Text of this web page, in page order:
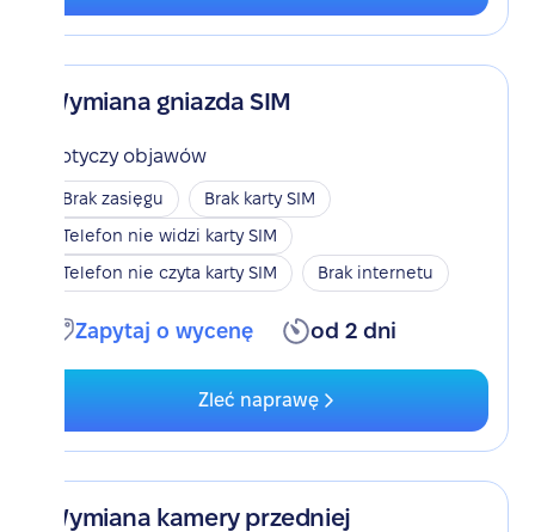
Wymiana gniazda SIM
Dotyczy objawów
Brak zasięgu
Brak karty SIM
Telefon nie widzi karty SIM
Telefon nie czyta karty SIM
Brak internetu
Zapytaj o wycenę od 2 dni
Zleć naprawę
Wymiana kamery przedniej